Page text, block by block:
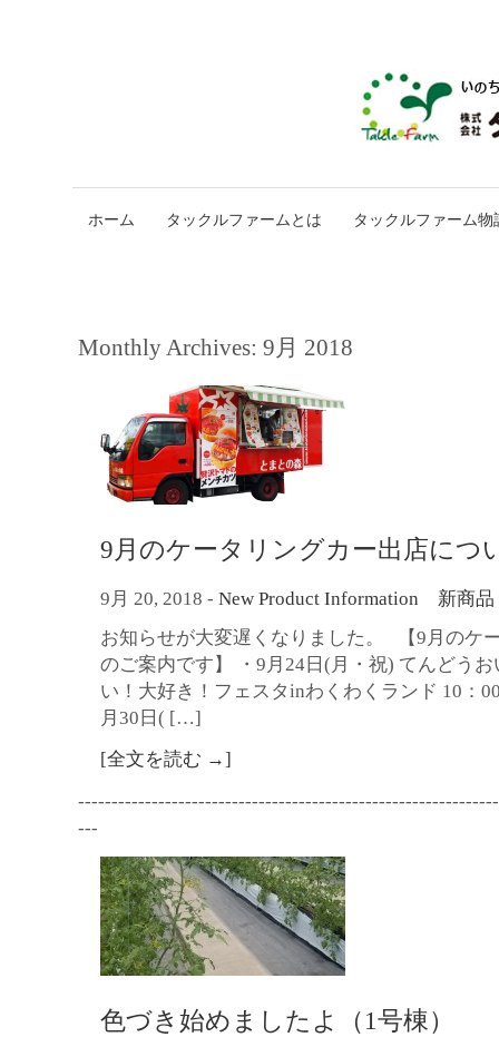
ホーム タックルファームとは タックルファーム物
Monthly Archives: 9月 2018
9月のケータリングカー出店につ
9月 20, 2018 - New Product Information 新商
お知らせが大変遅くなりました。 【9月のケ
のご案内です】 ・9月24日(月・祝) てんどう
い！大好き！フェスタinわくわくランド 10：
月30日( […]
[全文を読む →]
---
色づき始めましたよ（1号棟）